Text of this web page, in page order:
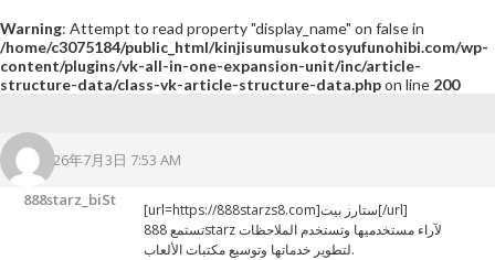
Warning: Attempt to read property "display_name" on false in
/home/c3075184/public_html/kinjisumusukotosyufunohibi.com/wp-
content/plugins/vk-all-in-one-expansion-unit/inc/article-
structure-data/class-vk-article-structure-data.phpon line 200
2026年7月3日 7:53 AM
888starz_biSt
[url=https://888starzs8.com]ستارز بيت[/url]
تستمع 888starz لآراء مستخدميها وتستخدم الملاحظات
لتطوير خدماتها وتوسيع مكتبات الألعاب.